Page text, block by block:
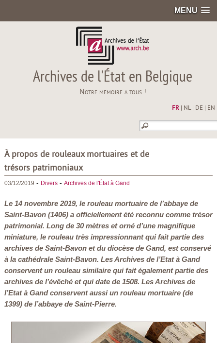
MENU
Archives de l'État en Belgique
Notre mémoire à tous !
FR| NL| DE EN
À propos de rouleaux mortuaires et de
trésors patrimoniaux
03/12/2019 - Divers- Archives de l'État à Gand
Le 14 novembre 2019, le rouleau mortuaire de l’abbaye de
Saint-Bavon (1406) a officiellement été reconnu comme trésor
patrimonial. Long de 30 mètres et orné d’une magnifique
miniature, le rouleau très impressionnant qui fait partie des
archives de Saint-Bavon et du diocèse de Gand, est conservé
à la cathédrale Saint-Bavon. Les Archives de l’Etat à Gand
conservent un rouleau similaire qui fait également partie des
archives de l’évêché et qui date de 1508. Les Archives de
l’Etat à Gand conservent aussi un rouleau mortuaire (de
1399) de l’abbaye de Saint-Pierre.